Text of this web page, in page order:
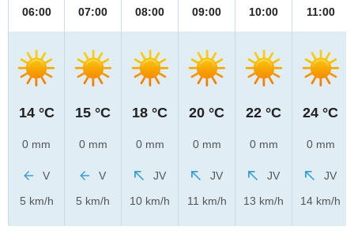
06:00
14 °C
0 mm
V
5 km/h
07:00
15 °C
0 mm
V
5 km/h
08:00
18 °C
0 mm
JV
10 km/h
09:00
20 °C
0 mm
JV
11 km/h
10:00
22 °C
0 mm
JV
13 km/h
11:00
24 °C
0 mm
JV
14 km/h